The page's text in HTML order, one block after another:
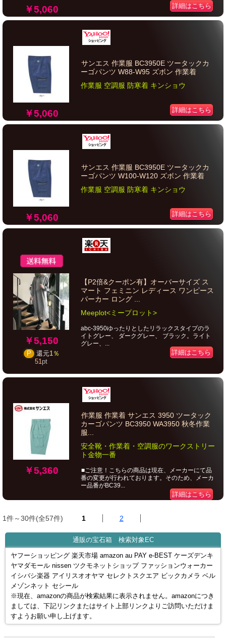
￥5,060 詳細はこちら
￥5,060
サンエス 作業服 BC3950E ツータックカ
ーゴパンツ W88-W95 ズボン 作業着
作業服 空調服 防寒着 キンショウ
詳細はこちら
￥5,060
サンエス 作業服 BC3950E ツータックカ
ーゴパンツ W100-W120 ズボン 作業着
作業服 空調服 防寒着 キンショウ
詳細はこちら
￥5,150
P 還元1％
51pt
【P2倍&クーポン有】オーバーサイズ ス
マート フェミニン レディース ワンピース
パーカー ロング ...
Meeplot<ミープロット>
abc-3950ゆったりとしたリラックスタイプのラ
イトグレー、 ダークグレー、 ブラック。ライト
グレー、...
詳細はこちら
￥5,360
作業服 作業着 サンエス 3950 ツータック
カーゴパンツ BC3950 WA3950 秋冬作業
服...
安全靴・作業着・空調服のワークストリー
ト金物一番
■ご注意！こちらの商品は現在、メーカーにて品
番の変更が行われております。そのため、メーカ
ー品番がBC39...
詳細はこちら
1件～30件(全57件) 1 2
通販の宝石箱 検索対象EC
ヤフーショッピング 楽天市場 amazon au PAY e-BEST ケーズデンキ
ヤマダモール nissen ツクモネットショップ ファッションウォーカー
イシバシ楽器 アイリスオオヤマ セレクトスクエア ビックカメラ ベル
メゾンネット セシール
※現在、amazonの商品が検索結果に表示されません。amazonにつき
ましては、下記リンクまたはサイト上部リンクよりご訪問いただけま
すようお願い申し上げます。